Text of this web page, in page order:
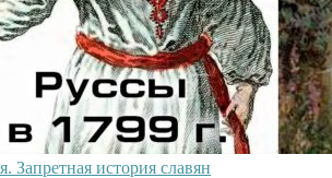
Запретная история славян